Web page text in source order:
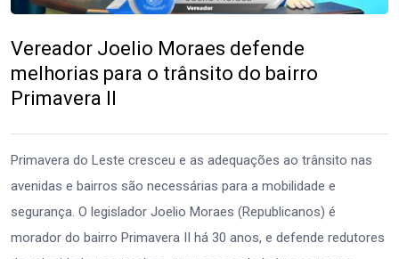
Vereador Joelio Moraes defende
melhorias para o trânsito do bairro
Primavera II
Primavera do Leste cresceu e as adequações ao trânsito nas
avenidas e bairros são necessárias para a mobilidade e
segurança. O legislador Joelio Moraes (Republicanos) é
morador do bairro Primavera II há 30 anos, e defende redutores